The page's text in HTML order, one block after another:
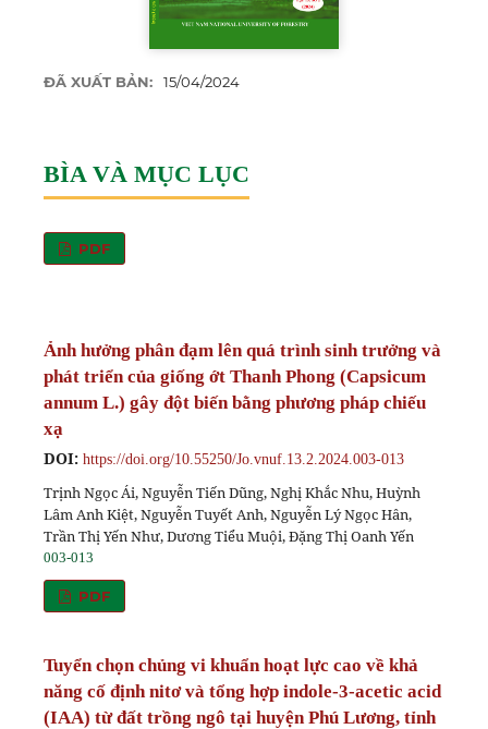
ĐÃ XUẤT BẢN: 15/04/2024
BÌA VÀ MỤC LỤC
PDF
Ảnh hưởng phân đạm lên quá trình sinh trưởng và
phát triển của giống ớt Thanh Phong (Capsicum
annum L.) gây đột biến bằng phương pháp chiếu
xạ
DOI: https://doi.org/10.55250/Jo.vnuf.13.2.2024.003-013
Trịnh Ngọc Ái, Nguyễn Tiến Dũng, Nghị Khắc Nhu, Huỳnh
Lâm Anh Kiệt, Nguyễn Tuyết Anh, Nguyễn Lý Ngọc Hân,
Trần Thị Yến Như, Dương Tiểu Muội, Đặng Thị Oanh Yến
003-013
PDF
Tuyển chọn chủng vi khuẩn hoạt lực cao về khả
năng cố định nitơ và tổng hợp indole-3-acetic acid
(IAA) từ đất trồng ngô tại huyện Phú Lương, tỉnh